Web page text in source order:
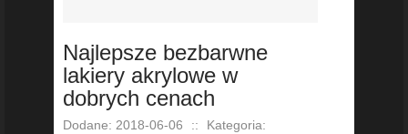
Najlepsze bezbarwne
lakiery akrylowe w
dobrych cenach
Dodane: 2018-06-06 ::
Kategoria: